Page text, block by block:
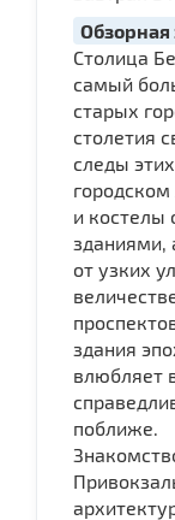
Обзорная
Столица
самый
старых
столетия
следы
и костелы
зданиями,
от узких
здания
влюбляет
поближе.